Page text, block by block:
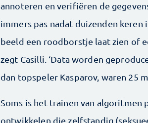
annoteren en verifiëren de
immers pas nadat duizenden keren
beeld een roodborstje laat zien of
zegt Casilli. ‘Data worden
dan topspeler Kasparov, waren 25
Soms is het trainen van algoritmen
ontwikkelen die zelfstandig